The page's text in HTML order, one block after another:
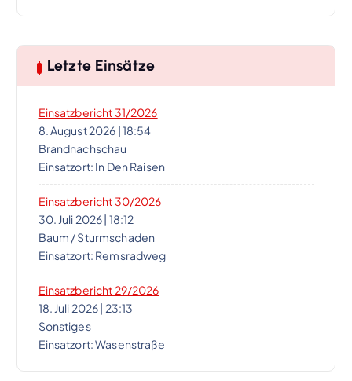
Letzte Einsätze
Einsatzbericht 31/2026
8. August 2026 |18:54
Brandnachschau
Einsatzort: In Den Raisen
Einsatzbericht 30/2026
30. Juli 2026| 18:12
Baum / Sturmschaden
Einsatzort: Remsradweg
Einsatzbericht 29/2026
18. Juli 2026| 23:13
Sonstiges
Einsatzort: Wasenstraße